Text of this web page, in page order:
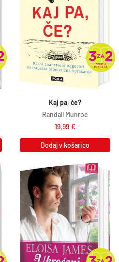
Kaj pa, če?
Randall Munroe
19,99 €
Dodaj v košarico